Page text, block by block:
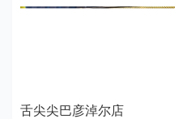
舌尖尖巴彦淖尔店